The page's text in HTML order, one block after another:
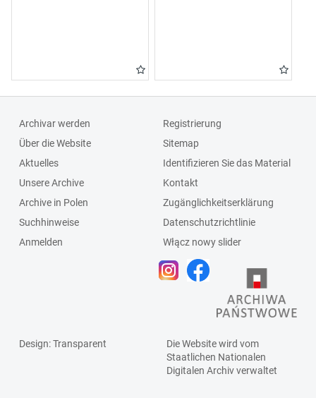
Archivar werden
Über die Website
Aktuelles
Unsere Archive
Archive in Polen
Suchhinweise
Anmelden
Registrierung
Sitemap
Identifizieren Sie das Material
Kontakt
Zugänglichkeitserklärung
Datenschutzrichtlinie
Włącz nowy slider
Design: Transparent
Die Website wird vom
Staatlichen Nationalen
Digitalen Archivverwaltet